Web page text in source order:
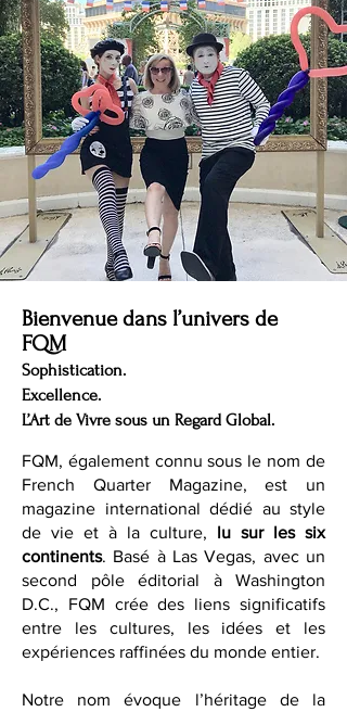
Bienvenue dans l’univers de
FQM
Sophistication.
Excellence.
L’Art de Vivre sous un Regard Global.
FQM, également connu sous le nom de
French Quarter Magazine, est un
magazine international dédié au style
de vie et à la culture, lu sur les six
continents. Basé à Las Vegas, avec un
second pôle éditorial à Washington
D.C., FQM crée des liens significatifs
entre les cultures, les idées et les